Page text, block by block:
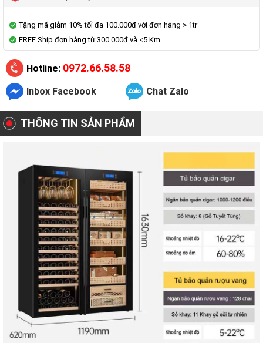
Tặng mã giảm 10% tối đa 100.000đ với đơn hàng > 1tr
FREE Ship đơn hàng từ 300.000đ và <5 Km
Hotline: 0972.66.58.58
Inbox Facebook Chat Zalo
THÔNG TIN SẢN PHẨM